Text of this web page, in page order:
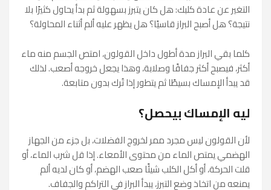
التغير عن عادة كلبك: هل كان يتبرز بسهولة ثم بدأ يحاول كثيرًا بلا
نتيجة؟ هل أصبح البراز قاسيًا؟ هل يظهر عليه ألم أثناء المحاولة؟
كلما بقي البراز مدة أطول داخل القولون، امتص الجسم منه ماء
أكثر، فيصبح أكثر جفافًا وصلابة، وهذا يجعل خروجه أصعب. لذلك
قد يبدأ الإمساك بسيطًا ثم يتطور إذا تُرك بدون متابعة.
ليه الإمساك بيحصل؟
لأن القولون ليس مجرد ممر لخروج الفضلات، بل جزء من الجهاز
الهضمي يمتص الماء من محتوى الأمعاء. إذا قل شرب الماء، أو
قلت الحركة، أو أكل الكلب شيئًا صعب الهضم، أو كان لديه ألم
يمنعه من اتخاذ وضع التبرز، يبدأ البراز في التراكم والجفاف.